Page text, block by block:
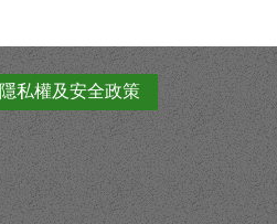
隱私權及安全政策